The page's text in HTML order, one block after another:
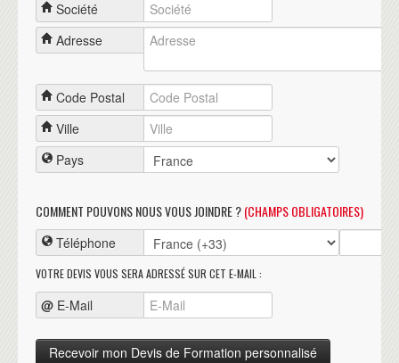
Société
Adresse
Code Postal
Ville
Pays
COMMENT POUVONS NOUS VOUS JOINDRE ?(CHAMPS OBLIGATOIRES)
Téléphone
VOTRE DEVIS VOUS SERA ADRESSÉ SUR CET E-MAIL :
@ E-Mail